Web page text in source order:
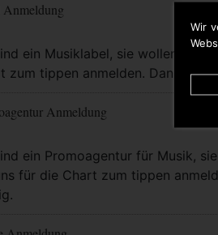
Wir
Anmeldung
ein Musiklabel, sie wollen bei
zum tippen anmelden. Dann sind
Anmeldung
ein Promoagentur für Musik,
für die Chart zum tippen